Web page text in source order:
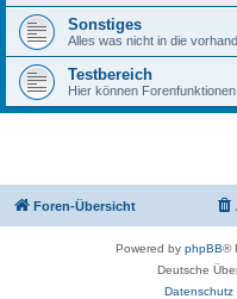
Sonstiges
Alles was nicht in die
Testbereich
Hier können
Foren-Übersicht
Powered by phpBB®
Deutsche
Datenschutz